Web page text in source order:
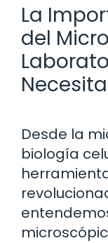
La
del
Desde la
biología